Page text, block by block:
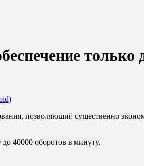
только
позволяющий существенно
40000 оборотов в минуту.